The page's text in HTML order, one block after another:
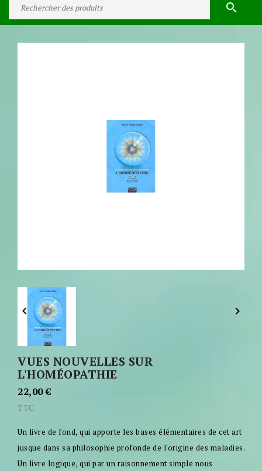

 
VUES NOUVELLES SUR
L'HOMÉOPATHIE
22,00 €
TTC
Un livre de fond, qui apporte les bases élémentaires de cet art
jusque dans sa philosophie profonde de l'origine des maladies.
Un livre logique, qui par un raisonnement simple nous